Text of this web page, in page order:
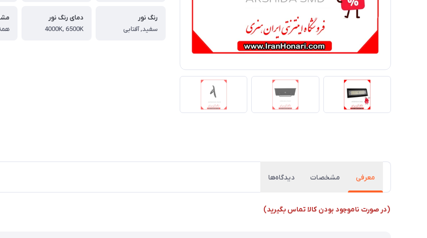
رنگ نور
سفید, آفتابی
دمای رنگ نور
4000K, 6500K
معرفی مشخصات دیدگاه‌ها
(در صورت ناموجود بودن کالا تماس بگیرید)